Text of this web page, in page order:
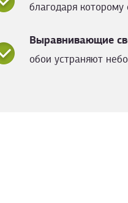
благодаря
Выравнивающие
обои устраняют